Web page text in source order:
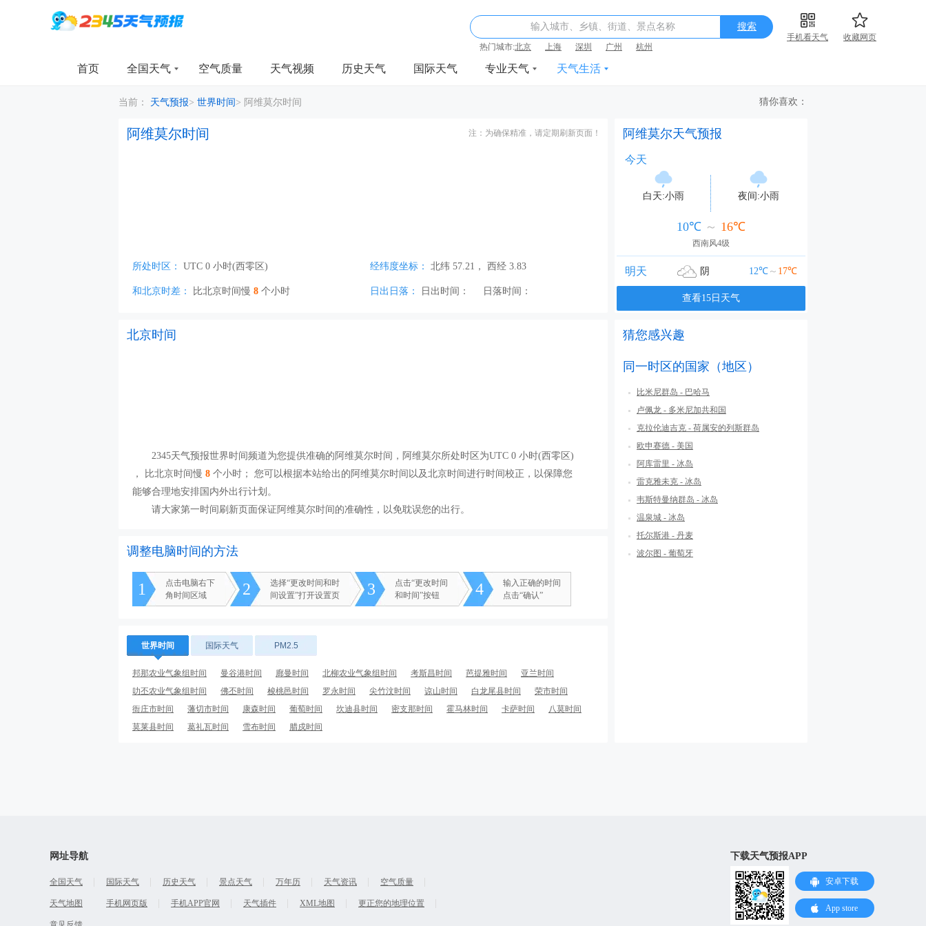
输入城市、乡镇、街道、景点名称 搜索
手机看天气
收藏网页
热门城市:北京 上海 深圳 广州 杭州
首页 全国天气 空气质量 天气视频 历史天气 国际天气 专业天气 天气生活
当前： 天气预报> 世界时间 > 阿维莫尔时间 猜你喜欢：
阿维莫尔时间 注：为确保精准，请定期刷新页面！
所处时区： UTC 0 小时(西零区) 经纬度坐标： 北纬 57.21， 西经 3.83
和北京时差： 比北京时间慢 8 个小时 日出日落： 日出时间： 日落时间：
阿维莫尔天气预报
今天
白天:小雨 夜间:小雨
10℃ ～ 16℃
西南风4级
明天 阴 12℃ ～ 17℃
查看15日天气
北京时间
2345天气预报世界时间频道为您提供准确的阿维莫尔时间，阿维莫尔所处时区为UTC 0 小时(西零区)
， 比北京时间慢 8 个小时； 您可以根据本站给出的阿维莫尔时间以及北京时间进行时间校正，以保障您
能够合理地安排国内外出行计划。
请大家第一时间刷新页面保证阿维莫尔时间的准确性，以免耽误您的出行。
调整电脑时间的方法
1
点击电脑右下
角时间区域
2
选择“更改时间和时
间设置”打开设置页
3
点击“更改时间
和时间”按钮
4
输入正确的时间
点击“确认”
世界时间 国际天气 PM2.5
邦那农业气象组时间 曼谷港时间 廊曼时间 北柳农业气象组时间 考斯昌时间 芭提雅时间
亚兰时间
叻丕农业气象组时间
佛丕时间 梭桃邑时间 罗永时间 尖竹汶时间 谅山时间 白龙尾县时间
荣市时间
衙庄市时间
藩切市时间 康森时间 葡萄时间 坎迪县时间 密支那时间 霍马林时间 卡萨时间
八莫时间
莫莱县时间
葛礼瓦时间 雪布时间 腊戍时间
猜您感兴趣
同一时区的国家（地区）
比米尼群岛 - 巴哈马
卢佩龙 - 多米尼加共和国
克拉伦迪吉克 - 荷属安的列斯群岛
欧申赛德 - 美国
阿库雷里 - 冰岛
雷克雅未克 - 冰岛
韦斯特曼纳群岛 - 冰岛
温泉城 - 冰岛
托尔斯港 - 丹麦
波尔图 - 葡萄牙
网址导航
全国天气 国际天气 历史天气 景点天气 万年历 天气资讯 空气质量
天气地图 手机网页版 手机APP官网 天气插件 XML地图 更正您的地理位置
下载天气预报APP
安卓下载
App store